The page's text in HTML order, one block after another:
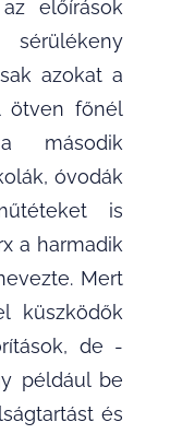
előírások
azokat a
ötven főnél
második
óvodák
is
a harmadik
Mert
küszködők
de -
például be
és